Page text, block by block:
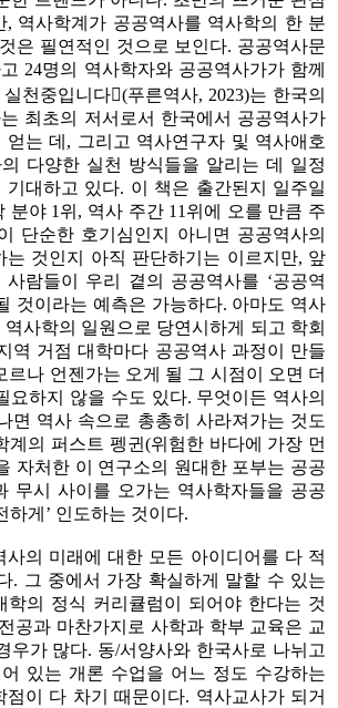
, 역사학계가 공공역사를 역사학의 한 분
은 필연적인 것으로 보인다. 공공역사문
24명의 역사학자와 공공역사가가 함께
천중입니다(푸른역사, 2023)는 한국의
최초의 저서로서 한국에서 공공역사가
얻는 데, 그리고 역사연구자 및 역사애호
다양한 실천 방식들을 알리는 데 일정
기대하고 있다. 이 책은 출간된지 일주일
분야 1위, 역사 주간 11위에 오를 만큼 주
단순한 호기심인지 아니면 공공역사의
는 것인지 아직 판단하기는 이르지만, 앞
람들이 우리 곁의 공공역사를 ‘공공역
것이라는 예측은 가능하다. 아마도 역사
사학의 일원으로 당연시하게 되고 학회
역 거점 대학마다 공공역사 과정이 만들
르나 언젠가는 오게 될 그 시점이 오면 더
요하지 않을 수도 있다. 무엇이든 역사의
면 역사 속으로 총총히 사라져가는 것도
계의 퍼스트 펭귄(위험한 바다에 가장 먼
자처한 이 연구소의 원대한 포부는 공공
무시 사이를 오가는 역사학자들을 공공
하게’ 인도하는 것이다.
사의 미래에 대한 모든 아이디어를 다 적
. 그 중에서 가장 확실하게 말할 수 있는
학의 정식 커리큘럼이 되어야 한다는 것
공과 마찬가지로 사학과 학부 교육은 교
우가 많다. 동/서양사와 한국사로 나뉘고
있는 개론 수업을 어느 정도 수강하는
점이 다 차기 때문이다. 역사교사가 되거